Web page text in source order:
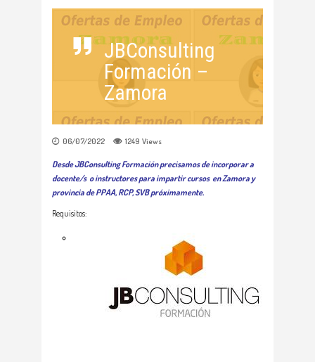
JBConsulting
Formación –
Zamora
06/07/2022 1249 Views
Desde JBConsulting Formación precisamos de incorporar a
docente/s o instructores para impartir cursos en Zamora y
provincia de PPAA, RCP, SVB próximamente.
Requisitos: